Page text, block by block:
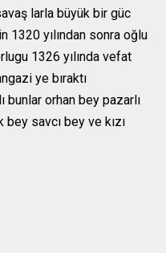
larla büyük bir güc
1320 yılından sonra oğlu
1326 yılında vefat
ye bıraktı
bunlar orhan bey pazarlı
savcı bey ve kızı